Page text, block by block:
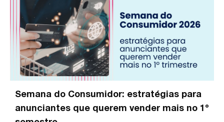
Semana do Consumidor: estratégias para
anunciantes que querem vender mais no 1º